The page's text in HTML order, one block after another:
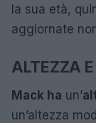
la sua età,
aggiornate
ALTEZZA
Mack ha un’
un’altezza